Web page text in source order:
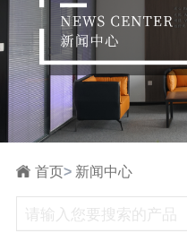
首页> 新闻中心